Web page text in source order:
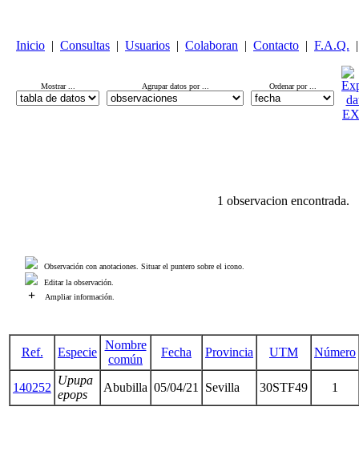
Inicio | Consultas | Usuarios | Colaboran | Contacto | F.A.Q. |
Mostrar ... Agrupar datos por ... Ordenar por ...
1 observacion encontrada.
Observación con anotaciones. Situar el puntero sobre el icono.
Editar la observación.
+ Ampliar información.
Ref. Especie
Nombre
común
Fecha Provincia UTM Número
140252
Upupa
epops
Abubilla 05/04/21 Sevilla 30STF49 1